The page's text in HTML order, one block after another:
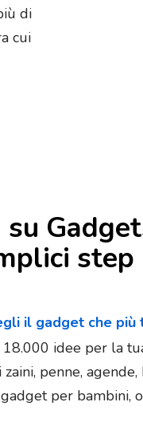
di
cui
step
il gadget che più
idee per la
penne, agende,
per bambini,